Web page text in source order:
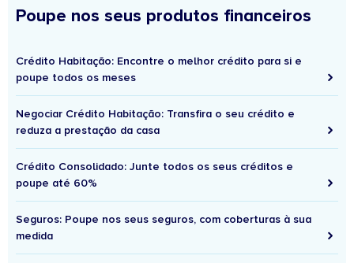
Poupe nos seus produtos financeiros
Crédito Habitação: Encontre o melhor crédito para si e
poupe todos os meses
Negociar Crédito Habitação: Transfira o seu crédito e
reduza a prestação da casa
Crédito Consolidado: Junte todos os seus créditos e
poupe até 60%
Seguros: Poupe nos seus seguros, com coberturas à sua
medida